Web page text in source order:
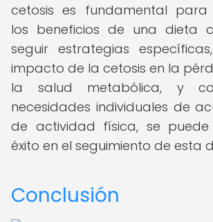
cetosis es fundamental para
los beneficios de una dieta
seguir estrategias
impacto de la cetosis en la
la salud metabólica, y
necesidades individuales de
de actividad física, se puede
éxito en el seguimiento de esta
Conclusión